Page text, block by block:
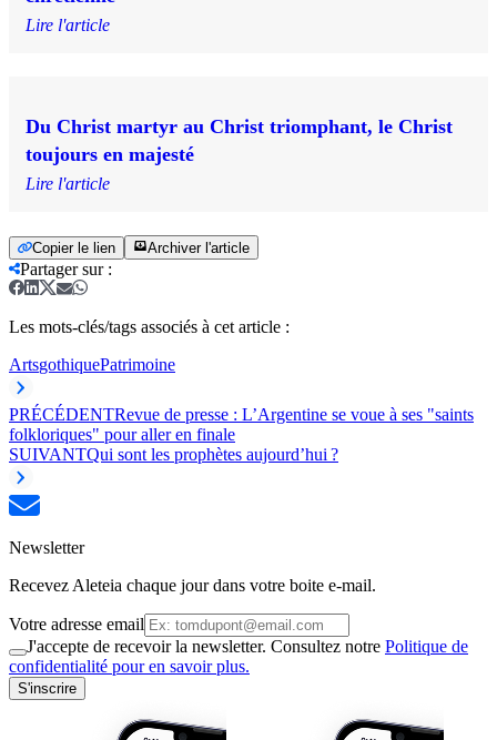
Lire l'article
Du Christ martyr au Christ triomphant, le Christ
toujours en majesté
Lire l'article
Copier le lien Archiver l'article
Partager sur:
Les mots-clés/tags associés à cet article :
ArtsgothiquePatrimoine
PRÉCÉDENTRevue de presse : L’Argentine se voue à ses "saints
folkloriques" pour aller en finale
SUIVANTQui sont les prophètes aujourd’hui ?
Newsletter
Recevez Aleteia chaque jour dans votre boite e-mail.
Votre adresse email
J'accepte de recevoir la newsletter. Consultez notre Politique de
confidentialité pour en savoir plus.
S'inscrire